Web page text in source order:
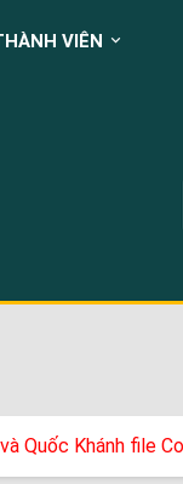
VIÊN
Quốc Khánh file